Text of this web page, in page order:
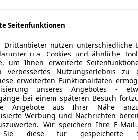
Seitenfunktionen
Drittanbieter nutzen unterschiedliche
u.a. Cookies und ähnliche
um Ihnen erweiterte
verbessertes Nutzungserlebnis zu
erweiterten Funktionalitäten
unseres Angebotes -
bei einem späteren Besuch
Angebote aus Ihrer Nähe
Werbung und Nachrichten
Wir speichern Ihre E-Mail-
diese für gespeicherte
48 Monatekm/Jahr:10.000Diesel197 PS
2014AutomatikKombi4 Türen
g/km CO2* · CO2-Klasse B